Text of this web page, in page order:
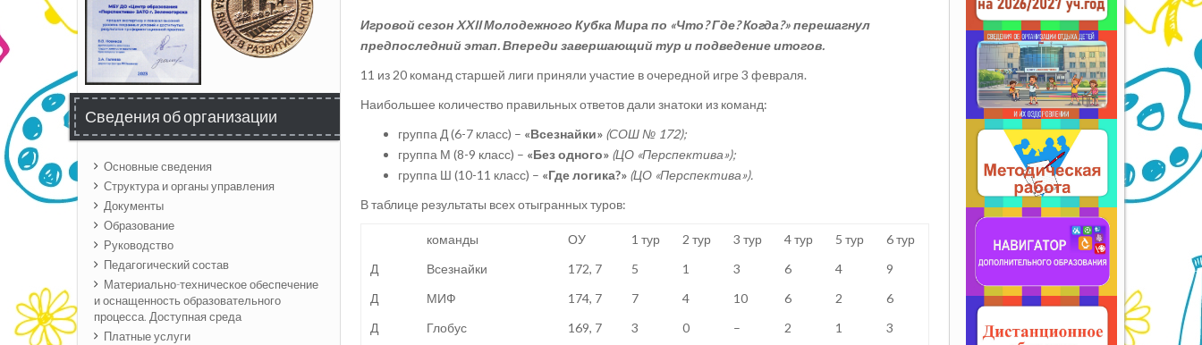
Сведения об организации
Основные сведения
Структура и органы управления
Документы
Образование
Руководство
Педагогический состав
Материально-техническое обеспечение
и оснащенность образовательного
процесса. Доступная среда
Платные услуги
Игровой сезон XXIIМолодежного Кубка Мира по «Что? Где? Когда?» перешагнул
предпоследний этап.Впереди завершающий тур и подведение итогов.
11 из 20 команд старшей лиги приняли участие в очередной игре 3 февраля.
Наибольшее количество правильных ответов дали знатоки из команд:
группа Д (6-7 класс) – «Всезнайки» (СОШ № 172);
группа М (8-9 класс) – «Без одного» (ЦО «Перспектива»);
группа Ш (10-11 класс) – «Где логика?» (ЦО «Перспектива»).
В таблице результаты всех отыгранных туров:
команды ОУ 1 тур 2 тур 3 тур 4 тур 5 тур
6 тур
Д
Всезнайки 172, 7 5 1 3 6 4
9
Д
МИФ 174, 7 7 4 10 6 2
6
Д
Глобус 169, 7 3 0 – 2 1
3